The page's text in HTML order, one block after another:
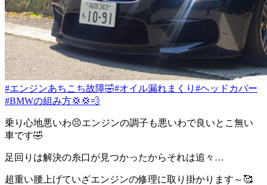
#エンジンあちこち故障🤣#オイル漏れまくり #ヘッドカバー
#BMWの組み方💢💢💨
乗り心地悪いわ😣エンジンの調子も悪いわで良いとこ無い
車です🤣
足回りは解決の糸口が見つかったからそれは追々…
超重い腰上げていざエンジンの修理に取り掛かります～🥰